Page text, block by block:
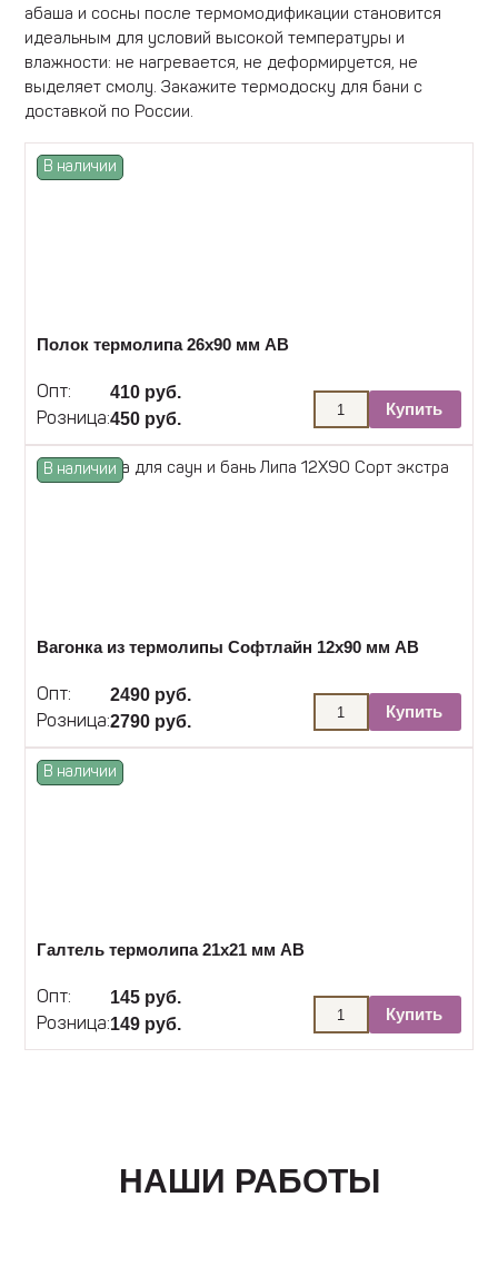
абаша и сосны после термомодификации становится
идеальным для условий высокой температуры и
влажности: не нагревается, не деформируется, не
выделяет смолу. Закажите термодоску для бани с
доставкой по России.
В наличии
Полок термолипа 26х90 мм АВ
Опт: 410 руб.
Розница:450 руб.
Купить
В наличии
Вагонка из термолипы Софтлайн 12х90 мм АВ
Опт: 2490 руб.
Розница:2790 руб.
Купить
В наличии
Галтель термолипа 21х21 мм АВ
Опт: 145 руб.
Розница:149 руб.
Купить
НАШИ РАБОТЫ